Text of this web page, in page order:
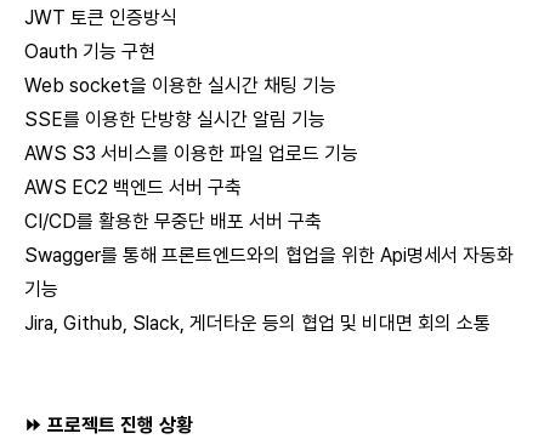
JWT 토큰 인증방식
Oauth 기능 구현
Web socket을 이용한 실시간 채팅 기능
SSE를 이용한 단방향 실시간 알림 기능
AWS S3 서비스를 이용한 파일 업로드 기능
AWS EC2 백엔드 서버 구축
CI/CD를 활용한 무중단 배포 서버 구축
Swagger를 통해 프론트엔드와의 협업을 위한 Api명세서 자동화
기능
Jira, Github, Slack, 게더타운 등의 협업 및 비대면 회의 소통
⏩ 프로젝트 진행 상황